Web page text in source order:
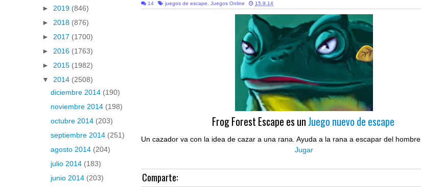
14 juegos de escape Juegos Online 15.9.14
Frog Forest Escape es unJuego nuevo de escape
Un cazador va con la idea de cazar a una rana. Ayuda a la rana a escapar del hombre.
Jugar
Comparte:
► 2019 (846)
► 2018 (876)
► 2017 (1700)
► 2016 (1763)
► 2015 (1982)
▼ 2014 (2508)
diciembre 2014 (190)
noviembre 2014 (198)
octubre 2014 (203)
septiembre 2014 (251)
agosto 2014 (204)
julio 2014 (183)
junio 2014 (203)